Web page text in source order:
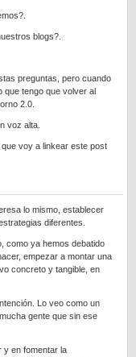
blogs?.
preguntas, pero cuando
que tengo que volver al
2.0.
voz alta.
voy a linkear este post
lo mismo, establecer
diferentes.
como ya hemos debatido
empezar a montar una
concreto y tangible, en
Lo veo como un
gente que sin ese
y en fomentar la